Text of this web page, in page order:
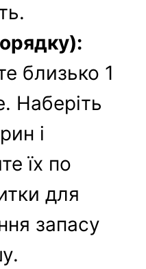
близько 1
Наберіть
і
їх по
для
запасу